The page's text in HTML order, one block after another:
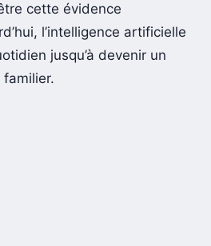
cette évidence
l’intelligence artificielle
jusqu’à devenir un
familier.